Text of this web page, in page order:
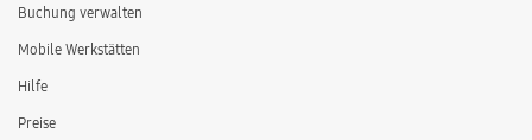
Buchung verwalten
Mobile Werkstätten
Hilfe
Preise